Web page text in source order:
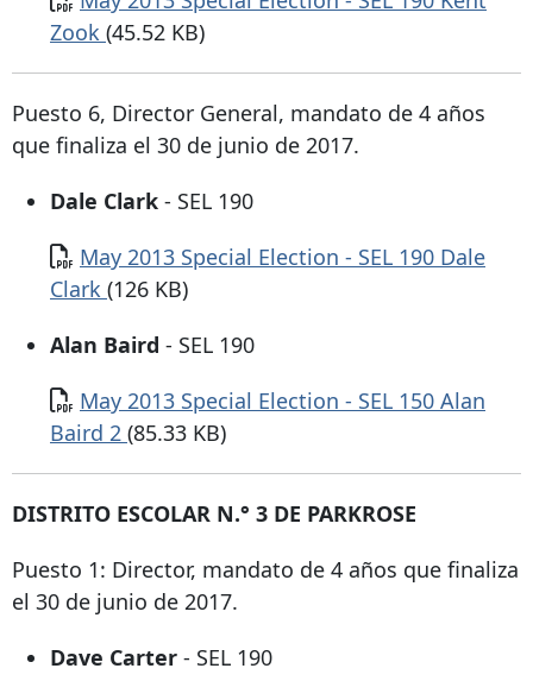
Zook (45.52 KB)
Puesto 6, Director General, mandato de 4 años
que finaliza el 30 de junio de 2017.
Dale Clark - SEL 190
Documento
May 2013 Special Election - SEL 190 Dale
Clark (126 KB)
Alan Baird - SEL 190
Documento
May 2013 Special Election - SEL 150 Alan
Baird 2 (85.33 KB)
DISTRITO ESCOLAR N.° 3 DE PARKROSE
Puesto 1: Director, mandato de 4 años que finaliza
el 30 de junio de 2017.
Dave Carter - SEL 190